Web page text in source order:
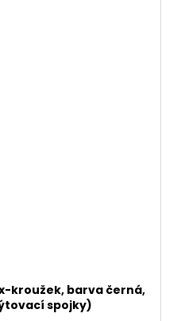
kroužek, barva černá,
spojky)